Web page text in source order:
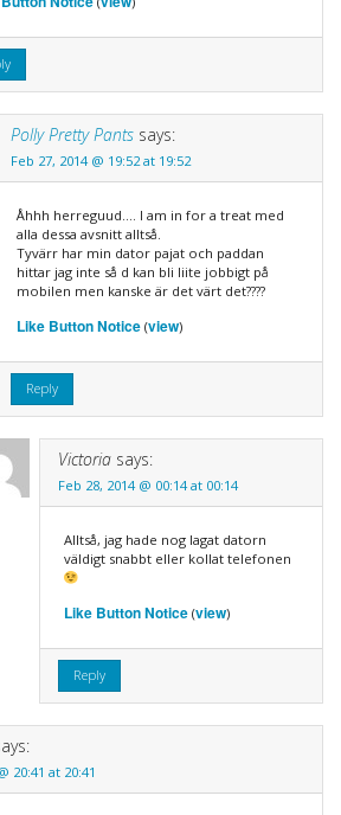
Polly Pretty Pants says:
Feb 27, 2014 @ 19:52 at 19:52
Åhhh herreguud…. I am in for a treat med
alla dessa avsnitt alltså.
Tyvärr har min dator pajat och paddan
hittar jag inte så d kan bli liite jobbigt på
mobilen men kanske är det värt det????
Like Button Notice(view)
Reply
Victoria says:
Feb 28, 2014 @ 00:14 at 00:14
Alltså, jag hade nog lagat datorn
väldigt snabbt eller kollat telefonen
Like Button Notice(view)
Reply
20:41 at 20:41